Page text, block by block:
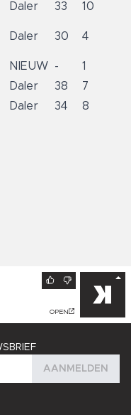
Daler 33 10
Daler 30 4
NIEUW -
1
Daler 38
7
Daler 34 8
OPEN
AANMELDEN